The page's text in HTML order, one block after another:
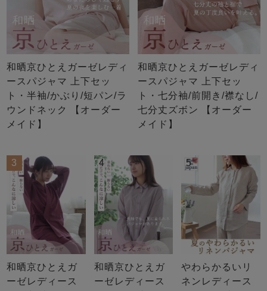
和晒京ひとえガーゼレディ
ースパジャマ 上下セッ
ト・半袖/かぶり/短パン/ラ
ウンドネック 【オーダー
メイド】
和晒京ひとえガーゼレディ
ースパジャマ 上下セッ
ト・七分袖/前開き/襟なし/
七分丈ズボン 【オーダー
メイド】
3
和晒京ひとえガ
ーゼレディース
4
和晒京ひとえガ
ーゼレディース
5
やわらかるいリ
ネンレディース